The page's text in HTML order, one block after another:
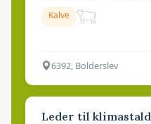
Kalve
6392, Bolderslev
Leder til klimastald